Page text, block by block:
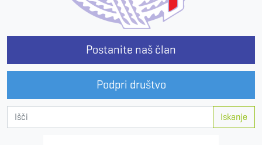
Postanite naš član
Podpri društvo
Iskanje